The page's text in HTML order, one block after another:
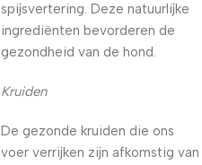
spijsvertering. Deze natuurlijke
ingrediënten bevorderen de
gezondheid van de hond.
Kruiden
De gezonde kruiden die ons
voer verrijken zijn afkomstig van